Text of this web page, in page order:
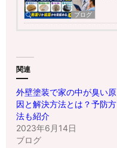
ブログ
関連
外壁塗装で家の中が臭い原
因と解決方法とは？予防方
法も紹介
2023年6月14日
ブログ